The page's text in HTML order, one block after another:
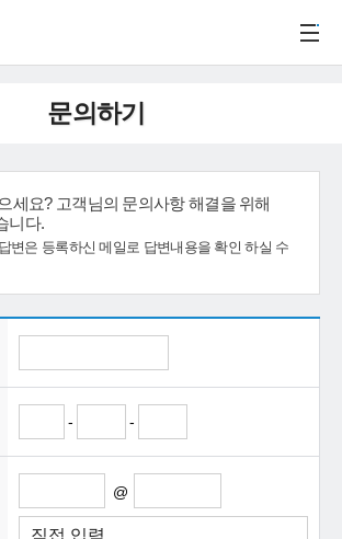
문의하기
세요? 고객님의 문의사항 해결을 위해
니다.
변은 등록하신 메일로 답변내용을 확인 하실 수
- -
@